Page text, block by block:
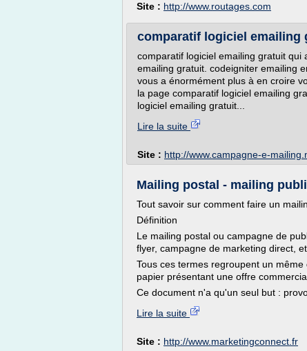
Site : http://www.routages.com
comparatif logiciel emailing
comparatif logiciel emailing gratuit
emailing gratuit. codeigniter emailing
vous a énormément plus à en croire
la page comparatif logiciel emailing
logiciel emailing gratuit...
Lire la suite
Site : http://www.campagne-e-
Mailing postal - mailing
Tout savoir sur comment faire un
Définition
Le mailing postal ou campagne de
flyer, campagne de marketing direct,
Tous ces termes regroupent un
papier présentant une offre
Ce document n'a qu'un seul but :
Lire la suite
Site : http://www.marketingconnect.fr